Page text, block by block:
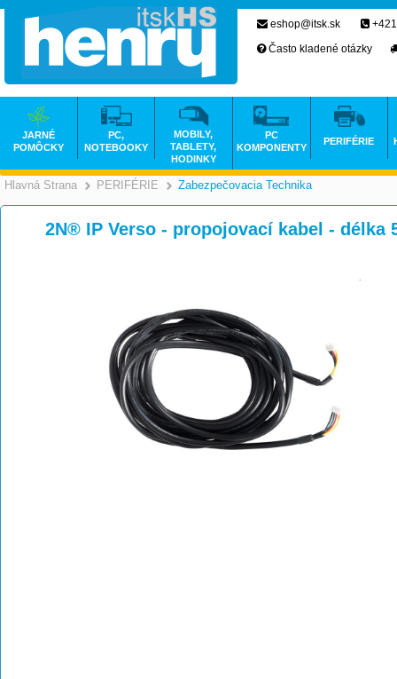
Hlavná Strana >
PERIFÉRIE >
Zabezpečovacia Technika
2N® IP Verso - propojovací kabel - délka
eshop@itsk.sk
Často kladené otázky
JARNÉ
POMÔCKY
PC,
NOTEBOOKY
MOBILY,
TABLETY,
HODINKY
PC
KOMPONENTY
PERIFÉRIE